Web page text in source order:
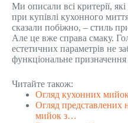
Ми описали всі критерії,
при купівлі кухонного
сказали побіжно, – стиль
Але це вже справа смаку.
естетичних параметрів не
функціональне
Читайте також:
Огляд кухонних
Огляд представлених
мийок з…